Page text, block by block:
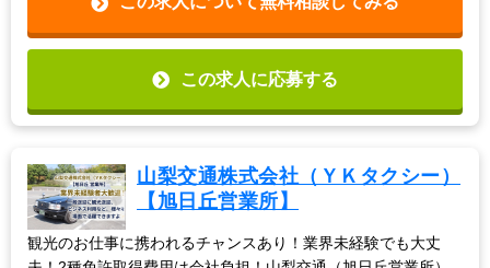
この求人に応募する
山梨交通株式会社（ＹＫタクシー）
【旭日丘営業所】
観光のお仕事に携われるチャンスあり！業界未経験でも大丈